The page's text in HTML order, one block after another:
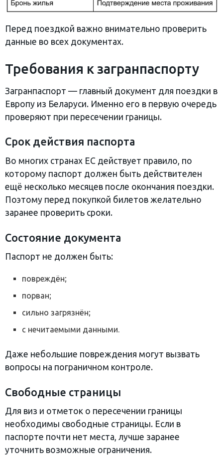
Перед поездкой важно внимательно проверить
данные во всех документах.
Требования к загранпаспорту
Загранпаспорт — главный документ для поездки в
Европу из Беларуси. Именно его в первую очередь
проверяют при пересечении границы.
Срок действия паспорта
Во многих странах ЕС действует правило, по
которому паспорт должен быть действителен
ещё несколько месяцев после окончания поездки.
Поэтому перед покупкой билетов желательно
заранее проверить сроки.
Состояние документа
Паспорт не должен быть:
повреждён;
порван;
сильно загрязнён;
с нечитаемыми данными.
Даже небольшие повреждения могут вызвать
вопросы на пограничном контроле.
Свободные страницы
Для виз и отметок о пересечении границы
необходимы свободные страницы. Если в
паспорте почти нет места, лучше заранее
уточнить возможные ограничения.